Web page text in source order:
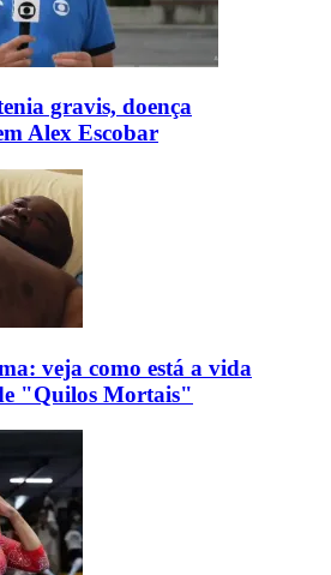
gravis, doença
Alex Escobar
veja como está a vida
"Quilos Mortais"